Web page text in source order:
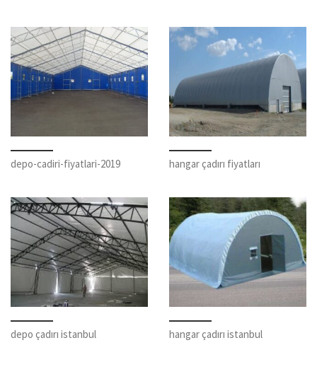
depo-cadiri-fiyatlari-2019 hangar çadırı fiyatları
depo çadırı istanbul hangar çadırı istanbul